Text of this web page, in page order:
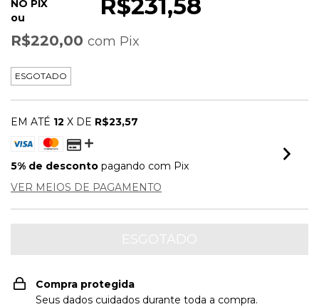
NO PIX
ou
R$231,58
R$220,00 com Pix
ESGOTADO
EM ATÉ 12 X DE R$23,57
5% de desconto pagando com Pix
VER MEIOS DE PAGAMENTO
Compra protegida
Seus dados cuidados durante toda a compra.